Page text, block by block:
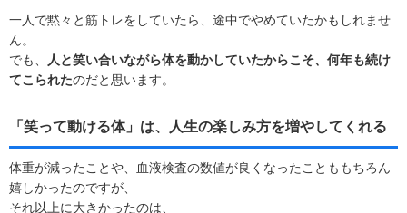
一人で黙々と筋トレをしていたら、途中でやめていたかもしれませ
ん。
でも、
人と笑い合いながら体を動かしていたからこそ、何年も続け
てこられたのだと思います。
「笑って動ける体」は、人生の楽しみ方を増やしてくれる
体重が減ったことや、血液検査の数値が良くなったことももちろん
嬉しかったのですが、
それ以上に大きかったのは、